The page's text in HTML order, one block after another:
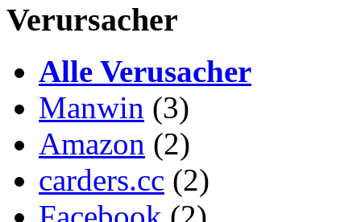
Verursacher
Alle Verusacher
Manwin (3)
Amazon (2)
carders.cc (2)